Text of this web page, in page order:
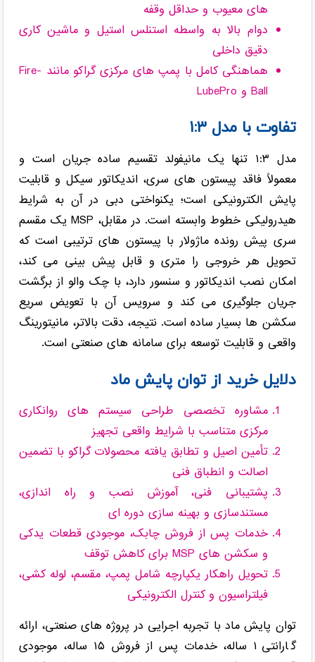
های معیوب و حداقل وقفه
دوام بالا به واسطه استنلس استیل و ماشین کاری
دقیق داخلی
هماهنگی کامل با پمپ های مرکزی گراکو مانند Fire-
Ball و LubePro
تفاوت با مدل ۱:۳
مدل ۱:۳ تنها یک مانیفولد تقسیم ساده جریان است و
معمولاً فاقد پیستون های سری، اندیکاتور سیکل و قابلیت
پایش الکترونیکی است؛ یکنواختی دبی در آن به شرایط
هیدرولیکی خطوط وابسته است. در مقابل، MSP یک مقسم
سری پیش رونده ماژولار با پیستون های ترتیبی است که
تحویل هر خروجی را متری و قابل پیش بینی می کند،
امکان نصب اندیکاتور و سنسور دارد، با چک والو از برگشت
جریان جلوگیری می کند و سرویس آن با تعویض سریع
سکشن ها بسیار ساده است. نتیجه، دقت بالاتر، مانیتورینگ
واقعی و قابلیت توسعه برای سامانه های صنعتی است.
دلایل خرید از توان پایش ماد
مشاوره تخصصی طراحی سیستم های روانکاری
مرکزی متناسب با شرایط واقعی تجهیز
تأمین اصیل و تطابق یافته محصولات گراکو با تضمین
اصالت و انطباق فنی
پشتیبانی فنی، آموزش نصب و راه اندازی،
مستندسازی و بهینه سازی دوره ای
خدمات پس از فروش چابک، موجودی قطعات یدکی
و سکشن های MSP برای کاهش توقف
تحویل راهکار یکپارچه شامل پمپ، مقسم، لوله کشی،
فیلتراسیون و کنترل الکترونیکی
توان پایش ماد با تجربه اجرایی در پروژه های صنعتی، ارائه
گارانتی ۱ ساله، خدمات پس از فروش ۱۵ ساله، موجودی